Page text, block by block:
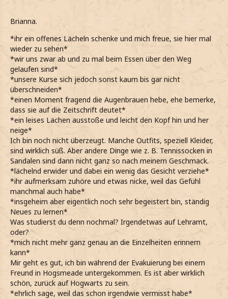
Brianna.
*ihr ein offenes Lächeln schenke und mich freue, sie hier mal
wieder zu sehen*
*wir uns zwar ab und zu mal beim Essen über den Weg
gelaufen sind*
*unsere Kurse sich jedoch sonst kaum bis gar nicht
überschneiden*
*einen Moment fragend die Augenbrauen hebe, ehe bemerke,
dass sie auf die Zeitschrift deutet*
*ein leises Lachen ausstoße und leicht den Kopf hin und her
neige*
Ich bin noch nicht überzeugt. Manche Outfits, speziell Kleider,
sind wirklich süß. Aber andere Dinge wie z. B. Tennissocken in
Sandalen sind dann nicht ganz so nach meinem Geschmack.
*lächelnd erwider und dabei ein wenig das Gesicht verziehe*
*ihr aufmerksam zuhöre und etwas nicke, weil das Gefühl
manchmal auch habe*
*insgeheim aber eigentlich noch sehr begeistert bin, ständig
Neues zu lernen*
Was studierst du denn nochmal? Irgendetwas auf Lehramt,
oder?
*mich nicht mehr ganz genau an die Einzelheiten erinnern
kann*
Mir geht es gut, ich bin während der Evakuierung bei einem
Freund in Hogsmeade untergekommen. Es ist aber wirklich
schön, zurück auf Hogwarts zu sein.
*ehrlich sage, weil das schon irgendwie vermisst habe*